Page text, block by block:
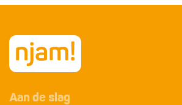
Aan de slag